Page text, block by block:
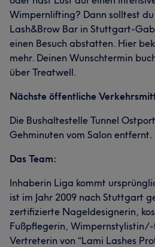
Wimpernlifting? Dann solltest
Lash&Brow Bar in Stuttgart-
einen Besuch abstatten. Hier
mehr. Deinen Wunschtermin
über Treatwell.
Nächste öffentliche
Die Bushaltestelle Tunnel
Gehminuten vom Salon entfernt.
Das Team:
Inhaberin Liga kommt
ist im Jahr 2009 nach Stuttgart
zertifizierte Nageldesignerin,
Fußpflegerin,
Vertreterin von “Lami Lashes